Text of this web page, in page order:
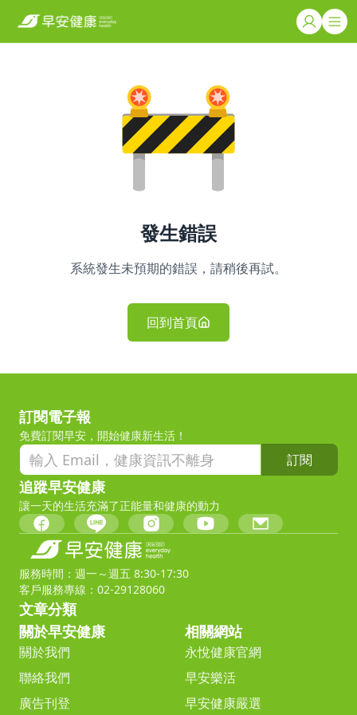
發生錯誤
系統發生未預期的錯誤，請稍後再試。
回到首頁
訂閱電子報
免費訂閱早安，開始健康新生活！
訂閱
追蹤早安健康
讓一天的生活充滿了正能量和健康的動力
服務時間：週一～週五 8:30-17:30
客戶服務專線：02-29128060
文章分類
關於早安健康
關於我們
聯絡我們
廣告刊登
相關網站
永悅健康官網
早安樂活
早安健康嚴選